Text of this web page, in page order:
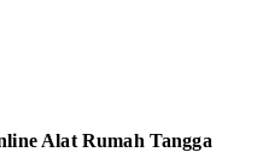
Alat Rumah Tangga